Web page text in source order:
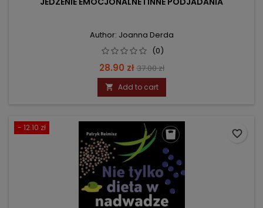
Author: Joanna Derda
(0)
Price
28.90 zł Regular
price
37.00 zł
 Add to cart
- 12.10 zł
favorite_border